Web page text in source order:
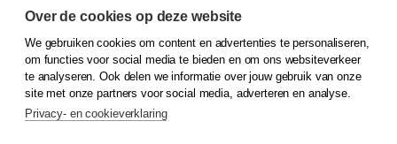
© 2026Koninklijke Boom uitgevers
Over de cookies op deze website
We gebruiken cookies om content en advertenties te personaliseren,
om functies voor social media te bieden en om ons websiteverkeer
te analyseren. Ook delen we informatie over jouw gebruik van onze
site met onze partners voor social media, adverteren en analyse.
Privacy- en cookieverklaring